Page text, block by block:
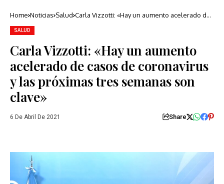
Home Noticias Salud Carla Vizzotti: «Hay un aumento acelerado de
SALUD
Carla Vizzotti: «Hay un aumento
acelerado de casos de coronavirus
y las próximas tres semanas son
clave»
6 De Abril De 2021 Share